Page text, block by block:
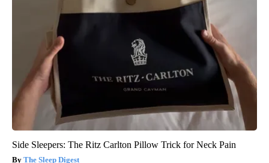
Side Sleepers: The Ritz Carlton Pillow Trick for Neck Pain
The Sleep Digest